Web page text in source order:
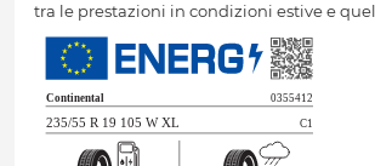
tra le prestazioni in condizioni estive e